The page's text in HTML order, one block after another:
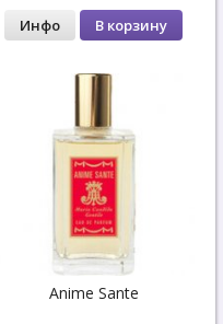
Инфо В корзину
Anime Sante